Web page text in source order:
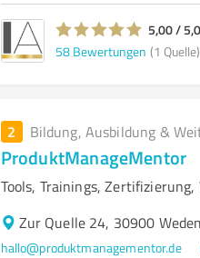
5,00 /
58 Bewertungen (1 Quelle)
2 Bildung, Ausbildung &
ProduktManageMentor
Tools, Trainings,
Zur Quelle 24, 30900
hallo@produktmanagementor.de